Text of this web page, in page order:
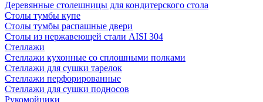
Деревянные столешницы для кондитерского стола
Столы тумбы купе
Столы тумбы распашные двери
Столы из нержавеющей стали AISI 304
Стеллажи
Стеллажи кухонные со сплошными полками
Стеллажи для сушки тарелок
Стеллажи перфорированные
Стеллажи для сушки подносов
Рукомойники